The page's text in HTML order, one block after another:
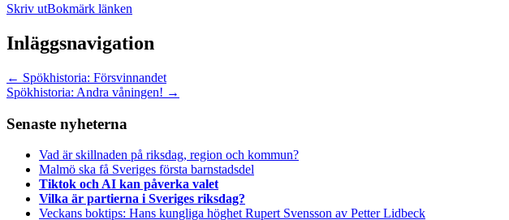
Skriv utBokmärk länken
Inläggsnavigation
← Spökhistoria: Försvinnandet
Spökhistoria: Andra våningen! →
Senaste nyheterna
Vad är skillnaden på riksdag, region och kommun?
Malmö ska få Sveriges första barnstadsdel
Tiktok och AI kan påverka valet
Vilka är partierna i Sveriges riksdag?
Veckans boktips: Hans kungliga höghet Rupert Svensson av Petter Lidbeck